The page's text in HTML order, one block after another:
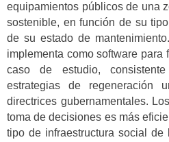
equipamientos públicos de una
sostenible, en función de su
de su estado de
implementa como software para
caso de estudio,
estrategias de regeneración
directrices gubernamentales.
toma de decisiones es más
tipo de infraestructura social de